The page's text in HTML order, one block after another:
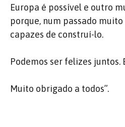
Europa é possível e outro
porque, num passado
capazes de construí-lo.
Podemos ser felizes juntos.
Muito obrigado a todos”.